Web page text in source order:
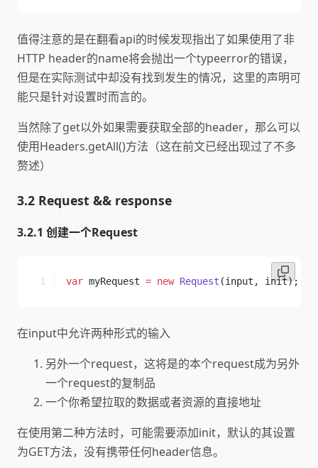
值得注意的是在翻看api的时候发现指出了如果使用了非
HTTP header的name将会抛出一个typeerror的错误，
但是在实际测试中却没有找到发生的情况，这里的声明可
能只是针对设置时而言的。
当然除了get以外如果需要获取全部的header，那么可以
使用Headers.getAll()方法（这在前文已经出现过了不多
赘述）
3.2 Request && response
3.2.1 创建一个Request
var myRequest = new Request (input, init);
在input中允许两种形式的输入
另外一个request，这将是的本个request成为另外
一个request的复制品
一个你希望拉取的数据或者资源的直接地址
在使用第二种方法时，可能需要添加init，默认的其设置
为GET方法，没有携带任何header信息。